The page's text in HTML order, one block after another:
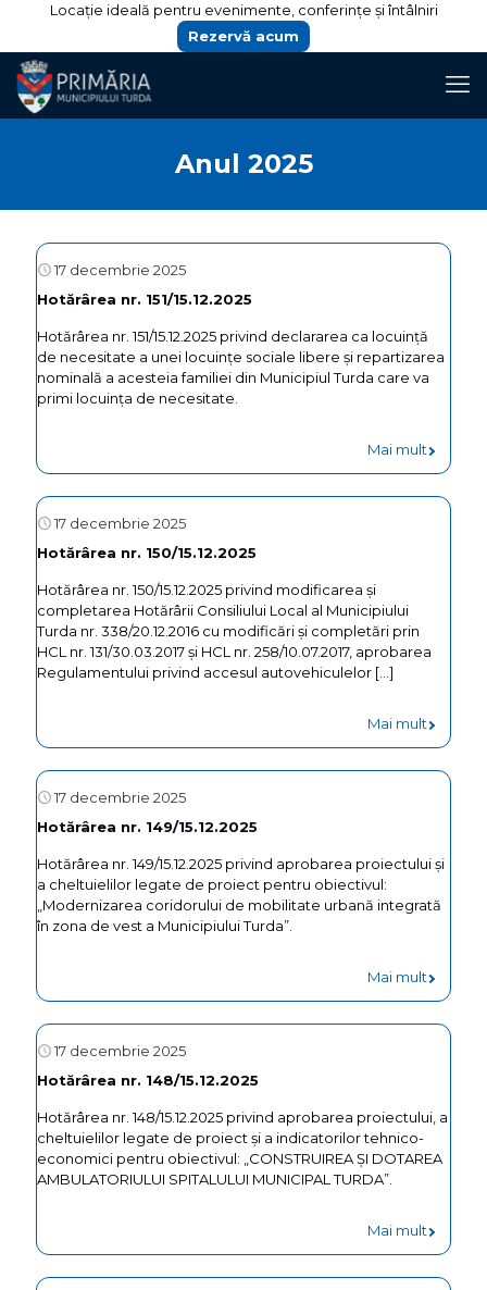
Locație ideală pentru evenimente, conferințe și întâlniri
Rezervă acum
Anul 2025
17 decembrie 2025
Hotărârea nr. 151/15.12.2025
Hotărârea nr. 151/15.12.2025 privind declararea ca locuință
de necesitate a unei locuințe sociale libere și repartizarea
nominală a acesteia familiei din Municipiul Turda care va
primi locuința de necesitate.
Mai mult
17 decembrie 2025
Hotărârea nr. 150/15.12.2025
Hotărârea nr. 150/15.12.2025 privind modificarea și
completarea Hotărârii Consiliului Local al Municipiului
Turda nr. 338/20.12.2016 cu modificări și completări prin
HCL nr. 131/30.03.2017 și HCL nr. 258/10.07.2017, aprobarea
Regulamentului privind accesul autovehiculelor […]
Mai mult
17 decembrie 2025
Hotărârea nr. 149/15.12.2025
Hotărârea nr. 149/15.12.2025 privind aprobarea proiectului și
a cheltuielilor legate de proiect pentru obiectivul:
„Modernizarea coridorului de mobilitate urbană integrată
în zona de vest a Municipiului Turda”.
Mai mult
17 decembrie 2025
Hotărârea nr. 148/15.12.2025
Hotărârea nr. 148/15.12.2025 privind aprobarea proiectului, a
cheltuielilor legate de proiect și a indicatorilor tehnico-
economici pentru obiectivul: „CONSTRUIREA ȘI DOTAREA
AMBULATORIULUI SPITALULUI MUNICIPAL TURDA”.
Mai mult